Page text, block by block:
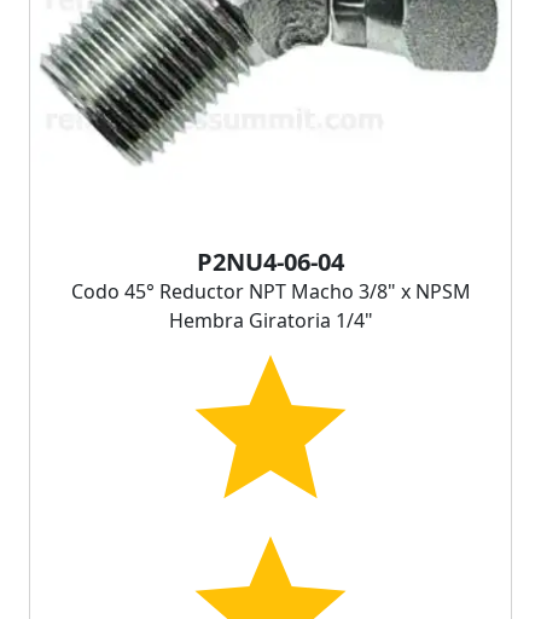
P2NU4-06-04
Codo 45° Reductor NPT Macho 3/8" x NPSM
Hembra Giratoria 1/4"